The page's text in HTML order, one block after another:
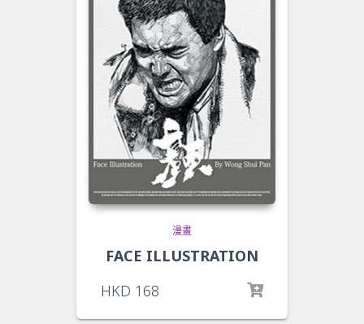
漫畫
FACE ILLUSTRATION
HKD 168